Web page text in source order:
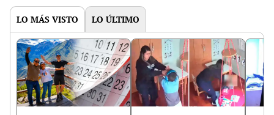
LO MÁS VISTO LO ÚLTIMO